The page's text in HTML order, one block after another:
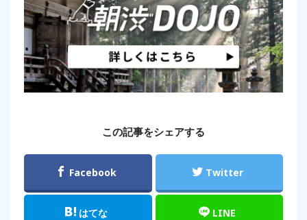
この記事をシェアする
Facebook Twitter
はてな LINE